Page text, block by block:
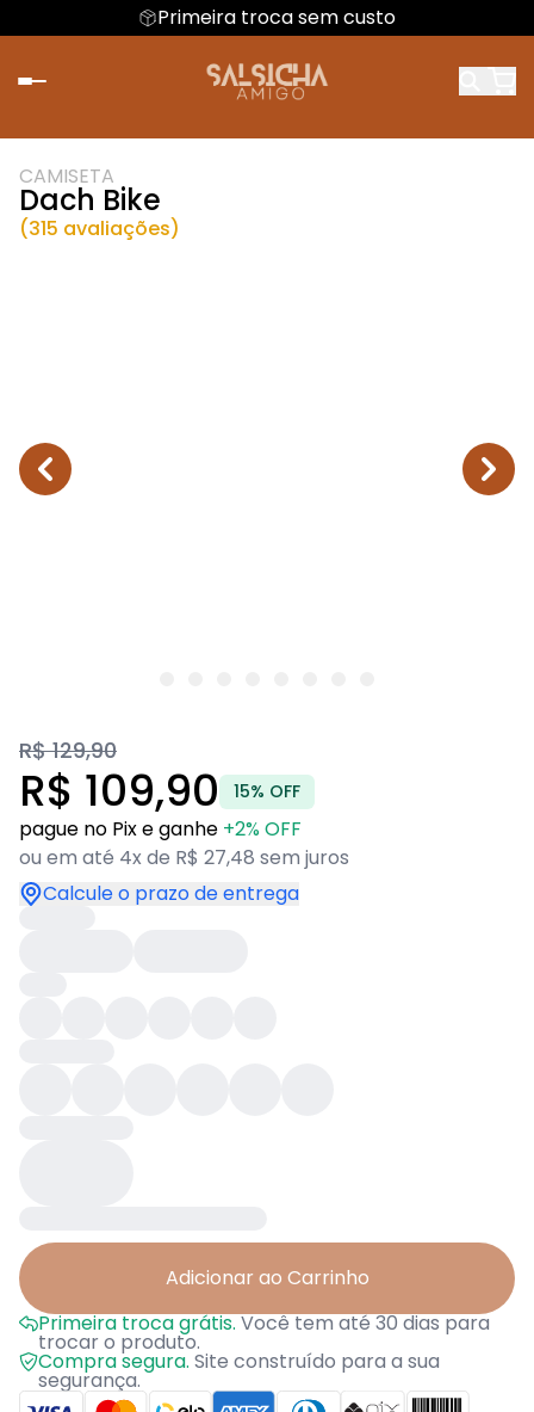
Primeira troca sem custo
CAMISETA
Dach Bike
(315 avaliações)
R$ 129,90
R$ 109,90 15% OFF
pague no Pix e ganhe +2% OFF
ou em até 4x de R$ 27,48 sem juros
Calcule o prazo de entrega
Adicionar ao Carrinho
Primeira troca grátis.Você tem até 30 dias para
trocar o produto.
Compra segura. Site construído para a sua
segurança.